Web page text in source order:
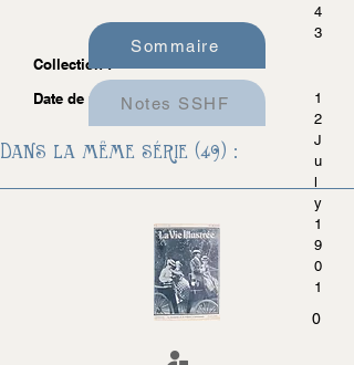
4
3
Collection :
Date de parution :
1
2
J
u
l
y
1
9
0
1
0
Sommaire
Notes SSHF
Dans la même série (49) :